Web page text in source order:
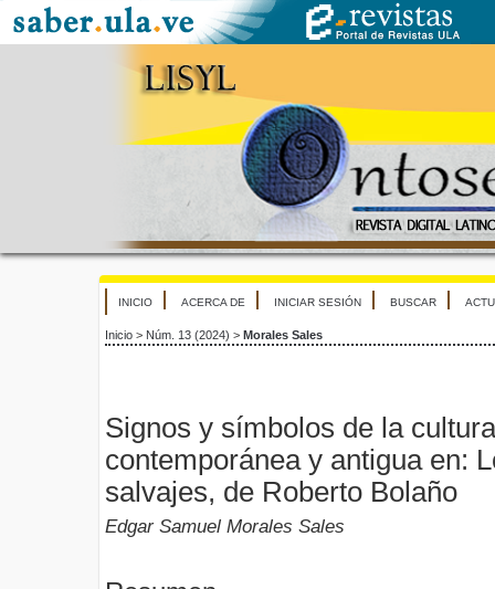
INICIO ACERCA DE INICIAR SESIÓN BUSCAR
Inicio > Núm. 13 (2024) > Morales Sales
Signos y símbolos de la
contemporánea y antigua en:
salvajes, de Roberto Bolaño
Edgar Samuel Morales Sales